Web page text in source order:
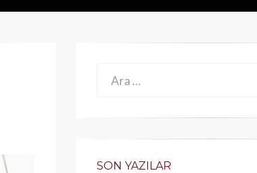
Ara:
SON YAZILAR